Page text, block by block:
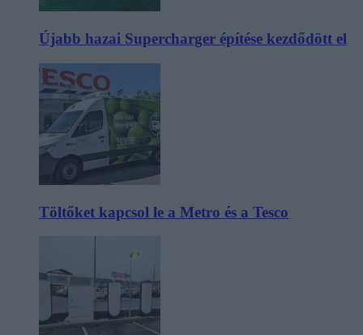
Újabb hazai Supercharger építése kezdődött el
Töltőket kapcsol le a Metro és a Tesco